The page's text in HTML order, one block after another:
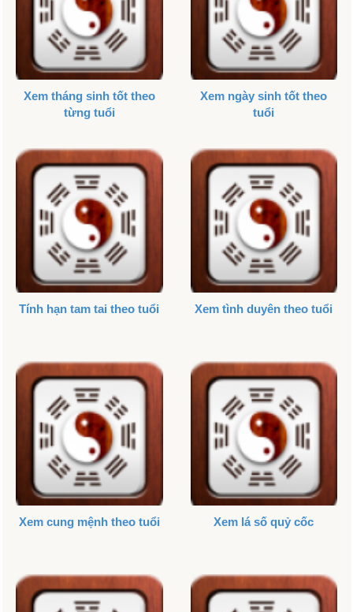
Xem tháng sinh tốt theo
từng tuổi
Xem ngày sinh tốt theo
tuổi
Tính hạn tam tai theo tuổi Xem tình duyên theo tuổi
Xem cung mệnh theo tuổi Xem lá số quỷ cốc